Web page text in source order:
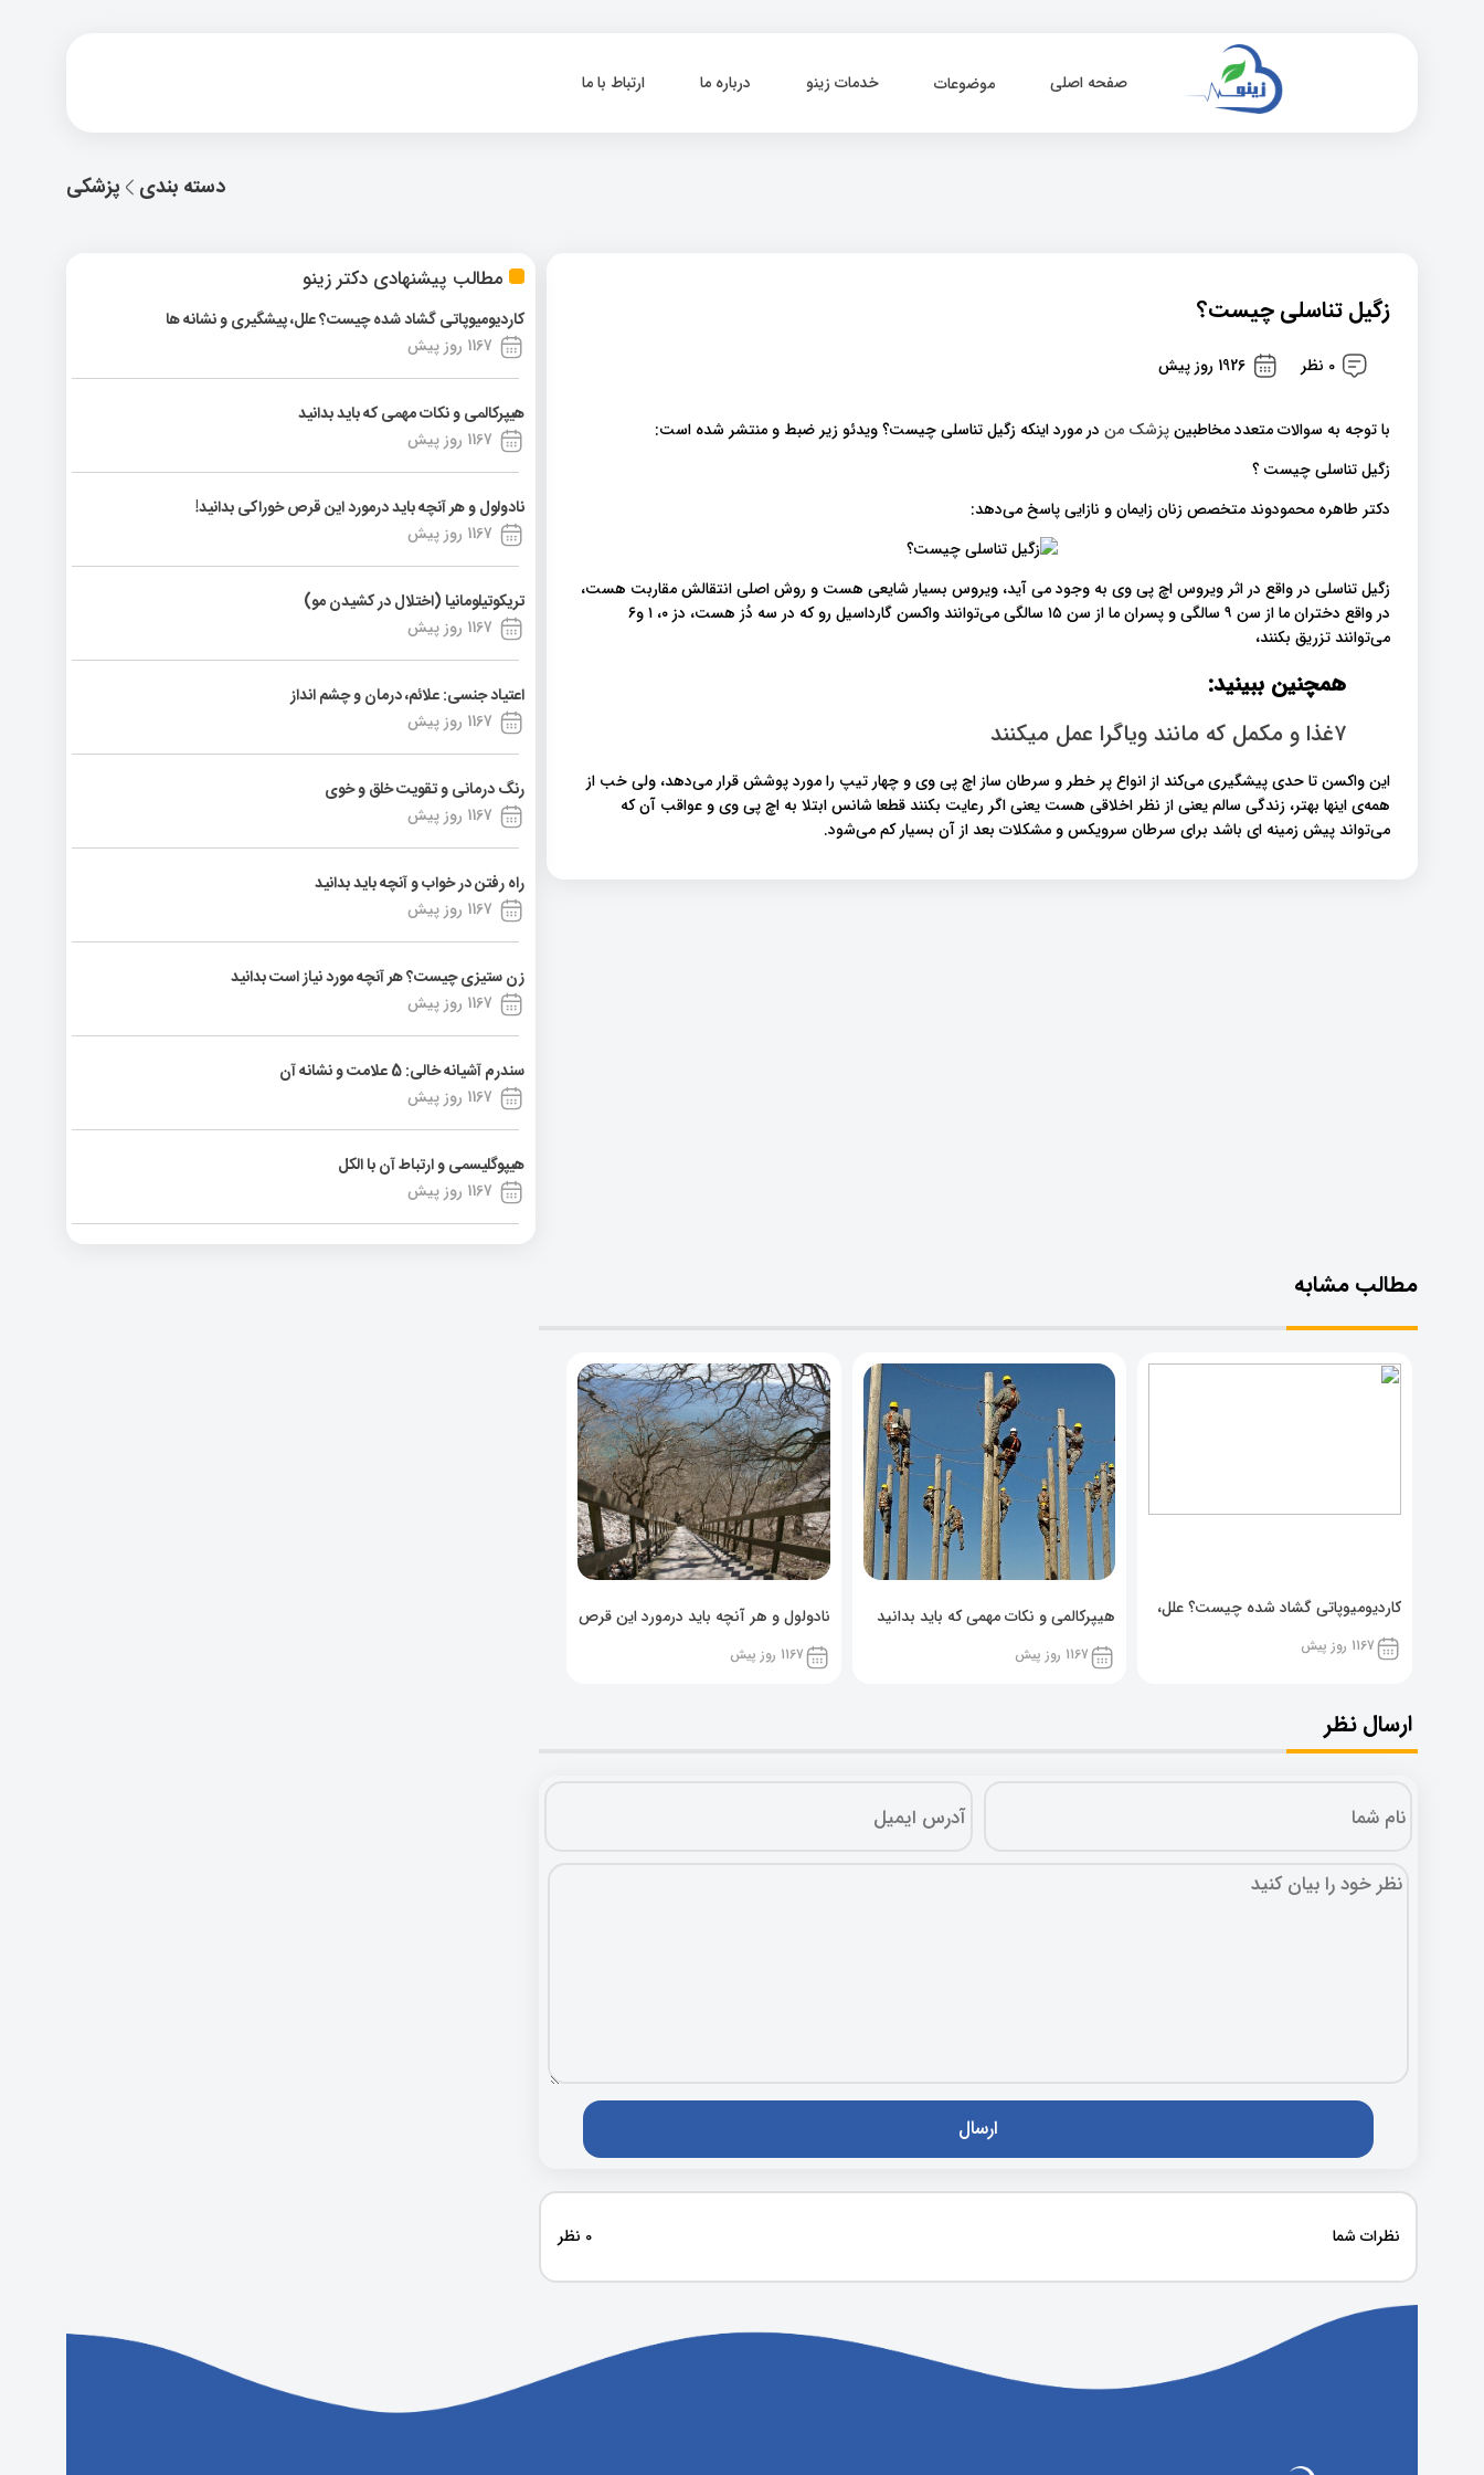
صفحه اصلی موضوعات خدمات زینو درباره ما ارتباط با ما
پزشکی دسته بندی
مطالب پیشنهادی دکتر زینو
کاردیومیوپاتی گشاد شده چیست؟ علل، پیشگیری و نشانه ها
1167 روز پیش
هیپرکالمی و نکات مهمی که باید بدانید
1167 روز پیش
نادولول و هر آنچه باید درمورد این قرص خوراکی بدانید!
1167 روز پیش
تریکوتیلومانیا (اختلال در کشیدن مو)
1167 روز پیش
اعتیاد جنسی: علائم، درمان و چشم انداز
1167 روز پیش
رنگ درمانی و تقویت خلق و خوی
1167 روز پیش
راه رفتن در خواب و آنچه باید بدانید
1167 روز پیش
زن ستیزی چیست؟ هر آنچه مورد نیاز است بدانید
1167 روز پیش
سندرم آشیانه خالی: 5 علامت و نشانه آن
1167 روز پیش
هیپوگلیسمی و ارتباط آن با الکل
1167 روز پیش
زگیل تناسلی چیست؟
0 نظر 1926 روز پیش
با توجه به سوالات متعدد مخاطبینپزشک من در مورد اینکه زگیل تناسلی چیست؟ ویدئو زیر ضبط و منتشر شده است:
زگیل تناسلی چیست ؟
دکتر طاهره محمودوند متخصص زنان زایمان و نازایی پاسخ می‌دهد:
زگیل تناسلی در واقع در اثر ویروس اچ پی وی به وجود می آید، ویروس بسیار شایعی هست و روش اصلی انتقالش مقاربت هست،
در واقع دختران ما از سن ۹ سالگی و پسران ما از سن ۱۵ سالگی می‌توانند واکسن گارداسیل رو که در سه دُز هست، دز ۰، ۱ و۶
می‌توانند تزریق بکنند،
همچنین ببینید:
۷غذا و مکمل که مانند ویاگرا عمل میکنند
این واکسن تا حدی پیشگیری می‌کند از انواع پر خطر و سرطان ساز اچ پی وی و چهار تیپ را مورد پوشش قرار می‌دهد، ولی خب از
همه‌ی اینها بهتر، زندگی سالم یعنی از نظر اخلاقی هست یعنی اگر رعایت بکنند قطعا شانس ابتلا به اچ پی وی و عواقب آن که
می‌تواند پیش زمینه ای باشد برای سرطان سرویکس و مشکلات بعد از آن بسیار کم می‌شود.
مطالب مشابه
کاردیومیوپاتی گشاد شده چیست؟ علل،
پیشگیری و نشانه ها
1167 روز پیش
هیپرکالمی و نکات مهمی که باید بدانید
1167 روز پیش
نادولول و هر آنچه باید درمورد این قرص
خوراکی بدانید!
1167 روز پیش
ارسال نظر
نظرات شما 0 نظر